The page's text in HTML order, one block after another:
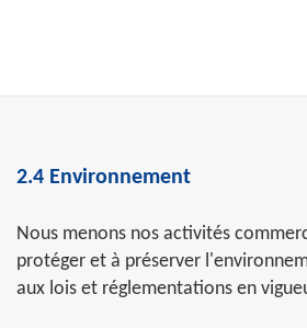
2.4 Environnement
Nous menons nos activités
protéger et à préserver
aux lois et réglementations en